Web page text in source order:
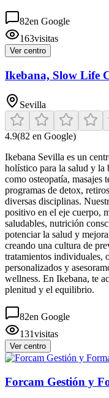
82en Google
163visitas
Ver centro
Ikebana, Slow Life
Sevilla
4.9(82 en Google)
Ikebana Sevilla es un
holístico para la salud y la
como osteopatía, masajes
programas de detox,
diversas disciplinas.
positivo en el eje cuerpo,
saludables, nutrición
potenciar la salud y
creando una cultura de
tratamientos individuales,
personalizados y
wellness. En Ikebana, te
plenitud y el equilibrio.
82en Google
131visitas
Ver centro
Forcam Gestión y